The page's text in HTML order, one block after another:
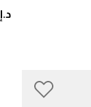
د.إ 69,00